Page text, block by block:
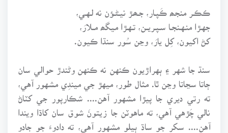
ڪڪـر منجھ ڪَپـار، جـھـڙ نيـڻـؤن نه لـهـي،
جهـڙا منـهـنجـا سـپـريــن، تـهـڙا ميگھ مــلارَ،
کڻ اکيون، کِل يارَ، وڃن سُور سنڌا ڪيون.
سنڌ جا شهر ۽ ٻهراڙيون ڪنهن نه ڪنهن وڻندڙ حوالي سان
ڄاتا سڃاتا وڃن ٿا. مثال طور، ميهڙ جي ميندِي مشهور آهي،
ته رتي ديري جا پيڙا مشهور آهن.... شڪارپور جي کٽاڻ
نالي چَڙهي آهي، ته ماهوٽن جا زيتونَ شوق سان کاڌا ويندا
آهن.... سکر جو ساڌ ٻيلو مشهور آهي، ته دادوءَ جو جادو